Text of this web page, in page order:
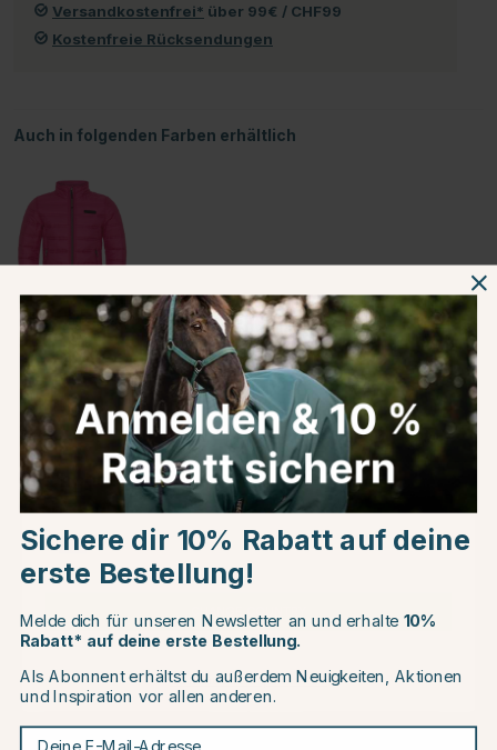
Versandkostenfrei* über 99€ / CHF99
Kostenfreie Rücksendungen
Auch in folgenden Farben erhältlich
Rosa
Produktinformationen
Über die Marke
Kundenbewertungen
Andere Produkte, die Ihnen gefallen könnten
Choose country
EU
CHANGE COUNTRY
Continue to equinest.de
Sichere dir 10% Rabatt auf deine
erste Bestellung!
Melde dich für unseren Newsletter an und erhalte 10%
Rabatt* auf deine erste Bestellung.
Als Abonnent erhältst du außerdem Neuigkeiten, Aktionen
und Inspiration vor allen anderen.
Deine E-Mail-Adresse